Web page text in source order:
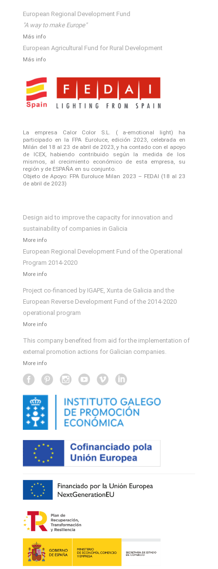
European Regional Development Fund
"A way to make Europe"
Más info
European Agricultural Fund for Rural Development
Más info
La empresa Calor Color S.L. ( a-emotional light) ha
participado en la FPA Euroluce, edición 2023, celebrada en
Milán del 18 al 23 de abril de 2023, y ha contado con el apoyo
de ICEX, habiendo contribuido según la medida de los
mismos, al crecimiento económico de esta empresa, su
región y de ESPAÑA en su conjunto.
Objeto de Apoyo: FPA Euroluce Milan 2023 – FEDAI (18 al 23
de abril de 2023)
Design aid to improve the capacity for innovation and
sustainability of companies in Galicia
More info
European Regional Development Fund of the Operational
Program 2014-2020
More info
Project co-financed by IGAPE, Xunta de Galicia and the
European Reverse Development Fund of the 2014-2020
operational program
More info
This company benefited from aid for the implementation of
external promotion actions for Galician companies.
More info